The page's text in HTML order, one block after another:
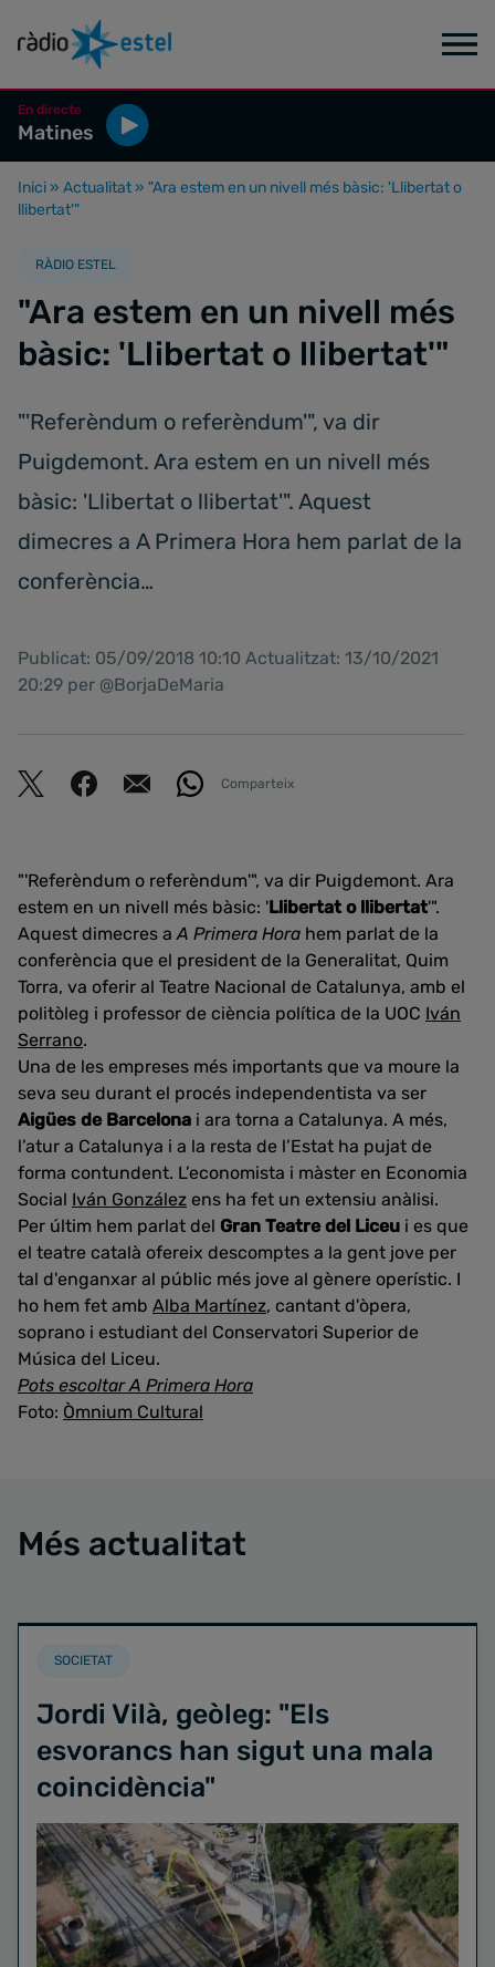
En directe
Matines
Inici » Actualitat » "Ara estem en un nivell més bàsic: 'Llibertat o
llibertat'"
RÀDIO ESTEL
"Ara estem en un nivell més
bàsic: 'Llibertat o llibertat'"
"'Referèndum o referèndum'", va dir
Puigdemont. Ara estem en un nivell més
bàsic: 'Llibertat o llibertat'". Aquest
dimecres a A Primera Hora hem parlat de la
conferència…
Publicat: 05/09/2018 10:10 Actualitzat: 13/10/2021
20:29 per @BorjaDeMaria
Comparteix
"'Referèndum o referèndum'", va dir Puigdemont. Ara
estem en un nivell més bàsic: 'Llibertat o llibertat'".
Aquest dimecres aA Primera Hora hem parlat de la
conferència que el president de la Generalitat, Quim
Torra, va oferir al Teatre Nacional de Catalunya, amb el
politòleg i professor de ciència política de la UOC Iván
Serrano.
Una de les empreses més importants que va moure la
seva seu durant el procés independentista va ser
Aigües de Barcelona i ara torna a Catalunya. A més,
l’atur a Catalunya i a la resta de l’Estat ha pujat de
forma contundent. L’economista i màster en Economia
Social Iván González ens ha fet un extensiu anàlisi.
Per últim hem parlat del Gran Teatre del Liceu i es que
el teatre català ofereix descomptes a la gent jove per
tal d'enganxar al públic més jove al gènere operístic. I
ho hem fet amb Alba Martínez, cantant d'òpera,
soprano i estudiant del Conservatori Superior de
Música del Liceu.
Pots escoltar A Primera Hora
Foto: Òmnium Cultural
Més actualitat
SOCIETAT
Jordi Vilà, geòleg: "Els
esvorancs han sigut una mala
coincidència"